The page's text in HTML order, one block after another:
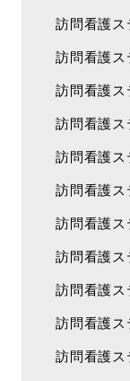
訪問看護ス
訪問看護
訪問看護ス
訪問看護ス
訪問看護
訪問看護ス
訪問看護ス
訪問看護
訪問看護
訪問看護ス
訪問看護ス